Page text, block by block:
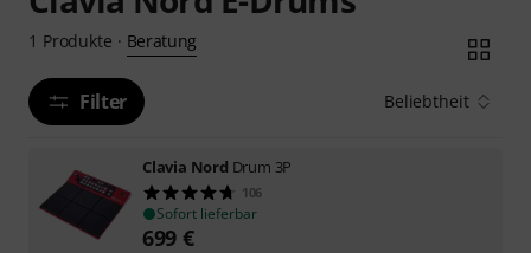
1 Produkte · Beratung
Filter Beliebtheit
Clavia Nord Drum 3P
106
Sofort lieferbar
699 €